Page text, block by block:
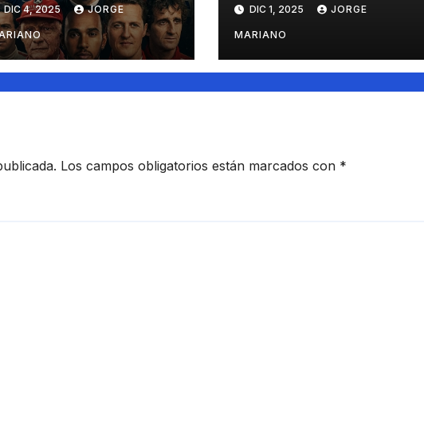
DIC 4, 2025 JORGE
PIASTRI
DIC 1, 2025 JORGE
MARIANO
Los campos obligatorios están marcados con *